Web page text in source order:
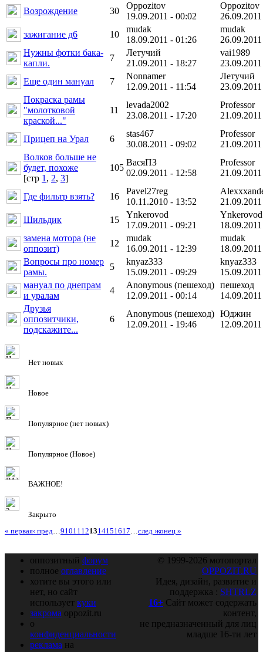
Возрождение
30
Oppozitov
19.09.2011 - 00:02
Oppozitov
зажигание д6
10
mudak
18.09.2011 - 01:26
mudak
Нужны фотки бака-
капли.
7
Летучий
21.09.2011 - 18:27
vai1989
Еще один мануал
7
Nonnamer
12.09.2011 - 11:54
Летучий
Покраска рамы
"молотковой
краской..."
11
levada2002
23.08.2011 - 17:20
Professor
Прицеп на Урал 6
stas467
30.08.2011 - 09:02
Professor
Волков больше не
будет, похоже
[cтр 1, 2, 3]
105
ВасяПЗ
02.09.2011 - 12:58
Professor
Где фильтр взять? 16
Pavel27reg
10.11.2010 - 13:52
Шильдик
15
Ynkerovod
17.09.2011 - 09:21
Ynkerovod
замена мотора (не
оппозит)
12
mudak
16.09.2011 - 12:39
mudak
Вопросы про номер
рамы.
5
knyaz333
15.09.2011 - 09:29
knyaz333
мануал по днепрам
и уралам
4
Anonymous (пешеход)
12.09.2011 - 00:14
пешеход
Друзья
оппозитчики,
подскажите...
6
Anonymous (пешеход)
12.09.2011 - 19:46
Юджин
Нет новых
Новое
Популярное (нет новых)
Популярное (Новое)
ВАЖНОЕ!
Закрыто
« первая‹ пред…91011121314151617…след ›конец »
оппозитный форум
полное оглавление
хотите вы этого или
нет, но сайт
использует куки
закрома oppozit.ru
о
конфиденциальности
реклама на
© 1999-2026 мотопортал
OPPOZIT.RU
Идея, дизайн, развитие и
поддержка : SHTRLZ
16+ Сайт может содержать
контент,
не предназначенный для лиц
младше 16-ти лет